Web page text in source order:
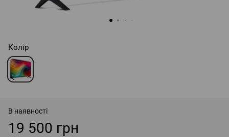
Колір
В наявності
19 500 грн